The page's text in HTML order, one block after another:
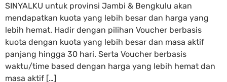
SINYALKU untuk provinsi Jambi & Bengkulu akan
mendapatkan kuota yang lebih besar dan harga yang
lebih hemat. Hadir dengan pilihan Voucher berbasis
kuota dengan kuota yang lebih besar dan masa aktif
panjang hingga 30 hari. Serta Voucher berbasis
waktu/time based dengan harga yang lebih hemat dan
masa aktif […]